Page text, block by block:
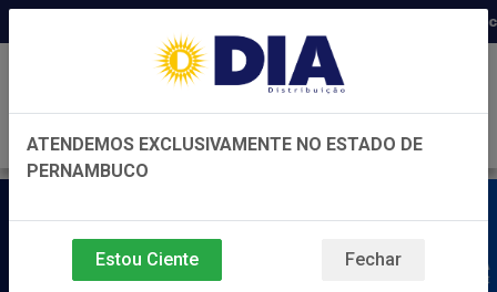
Distribuidora há 22 anos em
ATENDEMOS EXCLUSIVAMENTE NO ESTADO DE
PERNAMBUCO
Estou Ciente Fechar